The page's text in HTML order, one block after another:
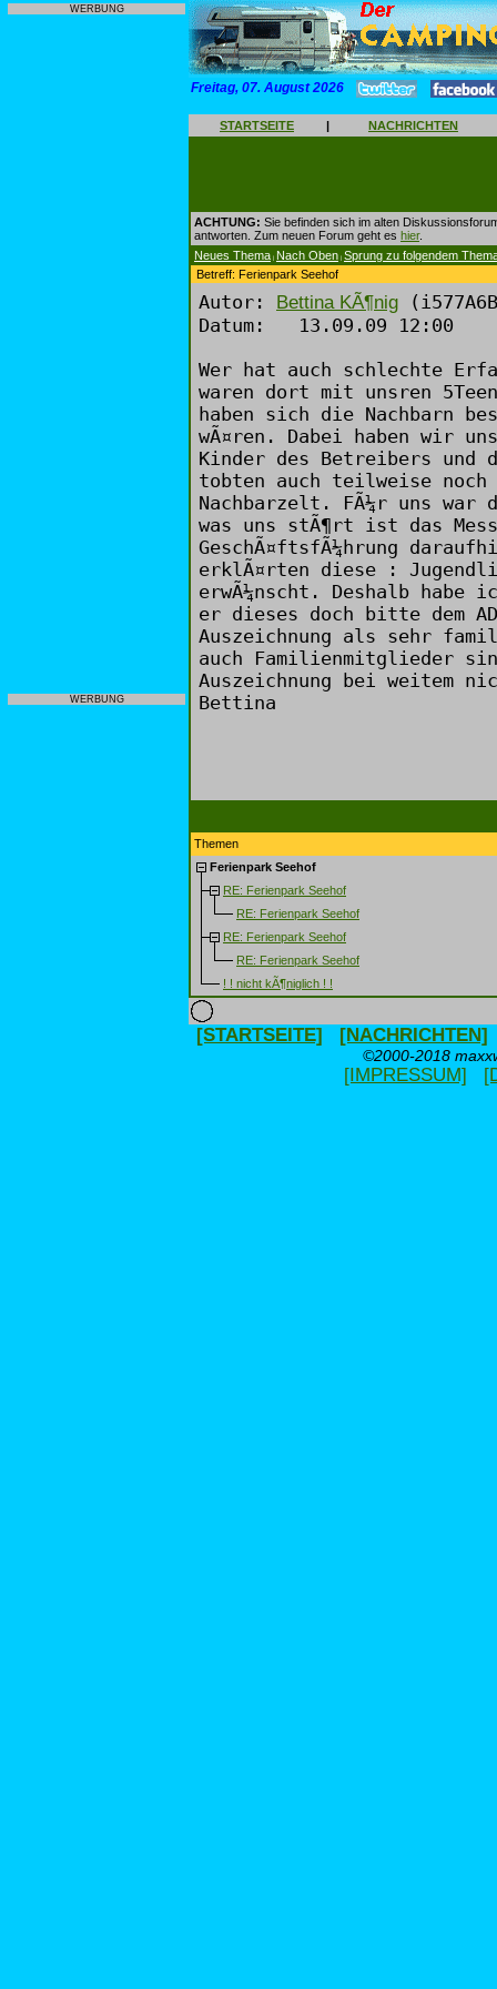
WERBUNG
WERBUNG
Freitag, 07. August 2026
STARTSEITE | NACHRICHTEN
ACHTUNG: Sie befinden sich im alten
antworten. Zum neuen Forum geht es hier.
Neues Thema | Nach Oben | Sprung zu folgendem
Betreff: Ferienpark Seehof
Autor: Bettina KÃ¶nig
Datum: 13.09.09 12:00
Wer hat auch schlechte
waren dort mit unsren
haben sich die Nachbarn
wÃ¤ren. Dabei haben wir
Kinder des Betreibers und
tobten auch teilweise noch
Nachbarzelt. FÃ¼r uns war
was uns stÃ¶rt ist das
GeschÃ¤ftsfÃ¼hrung
erklÃ¤rten diese :
erwÃ¼nscht. Deshalb habe
er dieses doch bitte dem
Auszeichnung als sehr
auch Familienmitglieder
Auszeichnung bei
Bettina
Themen
Ferienpark Seehof
RE: Ferienpark Seehof
RE: Ferienpark Seehof
RE: Ferienpark Seehof
RE: Ferienpark Seehof
! ! nicht kÃ¶niglich ! !
[STARTSEITE] [NACHRICHTEN]
©2000-2018
[IMPRESSUM]